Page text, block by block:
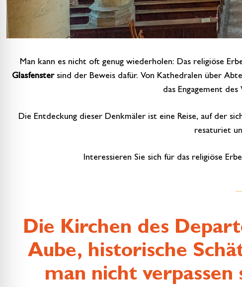
Man kann es nicht oft genug wiederholen: Das religiöse
Glasfenstersind der Beweis dafür. Von Kathedralen über
das Engagement
Die Entdeckung dieser Denkmäler ist eine Reise, auf der
resaturiet
Interessieren Sie sich für das religiöse
Die Kirchen des
Aube, historische
man nicht verpassen